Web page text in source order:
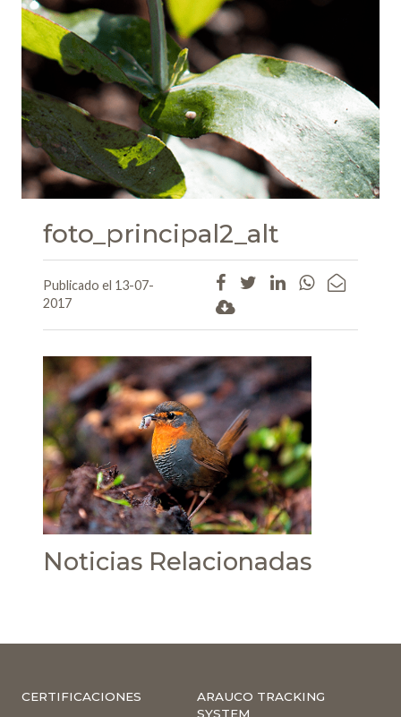
foto_principal2_alt
Publicado el 13-07-
2017
Noticias Relacionadas
CERTIFICACIONES
ARAUCO TRACKING
SYSTEM